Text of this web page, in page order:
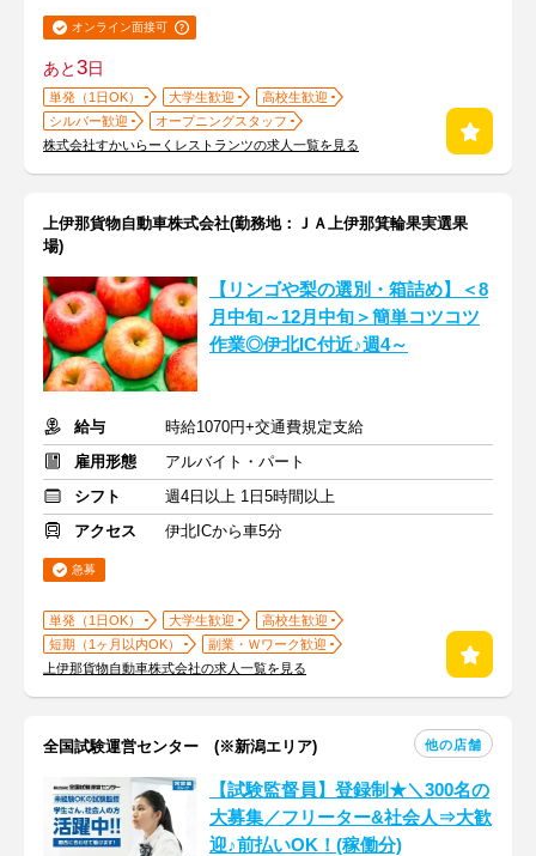
オンライン面接可
あと3日
単発（1日OK） 大学生歓迎
高校生歓迎
シルバー歓迎
オープニングスタッフ
株式会社すかいらーくレストランツの求人一覧を見る
上伊那貨物自動車株式会社(勤務地：ＪＡ上伊那箕輪果実選果
場)
【リンゴや梨の選別・箱詰め】＜8
月中旬～12月中旬＞簡単コツコツ
作業◎伊北IC付近♪週4～
給与
時給1070円+交通費規定支給
雇用形態
アルバイト・パート
シフト
週4日以上 1日5時間以上
アクセス
伊北ICから車5分
急募
単発（1日OK） 大学生歓迎
高校生歓迎
短期（1ヶ月以内OK）
副業・Ｗワーク歓迎
上伊那貨物自動車株式会社の求人一覧を見る
全国試験運営センター (※新潟エリア) 他の店舗
【試験監督員】登録制★＼300名の
大募集／フリーター&社会人⇒大歓
迎♪前払いOK！(稼働分)